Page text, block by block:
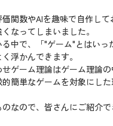
関数やAIを趣味で自作し
なってしまいました。
中で、「"ゲーム"とはいっ
浮かんできます。
せゲーム理論はゲーム理論
簡単なゲームを対象にした
なので、皆さんにご紹介